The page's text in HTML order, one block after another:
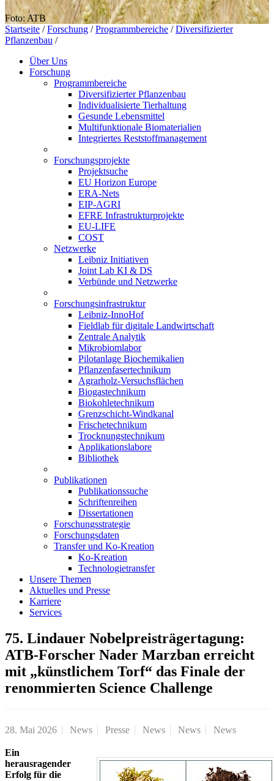
Foto: ATB
Startseite / Forschung / Programmbereiche / Diversifizierter
Pflanzenbau /
Über Uns
Forschung
Programmbereiche
Diversifizierter Pflanzenbau
Individualisierte Tierhaltung
Gesunde Lebensmittel
Multifunktionale Biomaterialien
Integriertes Reststoffmanagement
Forschungsprojekte
Projektsuche
EU Horizon Europe
ERA-Nets
EIP-AGRI
EFRE Infrastrukturprojekte
EU-LIFE
COST
Netzwerke
Leibniz Initiativen
Joint Lab KI & DS
Verbünde und Netzwerke
Forschungsinfrastruktur
Leibniz-InnoHof
Fieldlab für digitale Landwirtschaft
Zentrale Analytik
Mikrobiomlabor
Pilotanlage Biochemikalien
Pflanzenfasertechnikum
Agrarholz-Versuchsflächen
Biogastechnikum
Biokohletechnikum
Grenzschicht-Windkanal
Frischetechnikum
Trocknungstechnikum
Applikationslabore
Bibliothek
Publikationen
Publikationssuche
Schriftenreihen
Dissertationen
Forschungsstrategie
Forschungsdaten
Transfer und Ko-Kreation
Ko-Kreation
Technologietransfer
Unsere Themen
Aktuelles und Presse
Karriere
Services
75. Lindauer Nobelpreisträgertagung:
ATB-Forscher Nader Marzban erreicht
mit „künstlichem Torf“ das Finale der
renommierten Science Challenge
28. Mai 2026 News Presse News News News
Ein
herausragender
Erfolg für die